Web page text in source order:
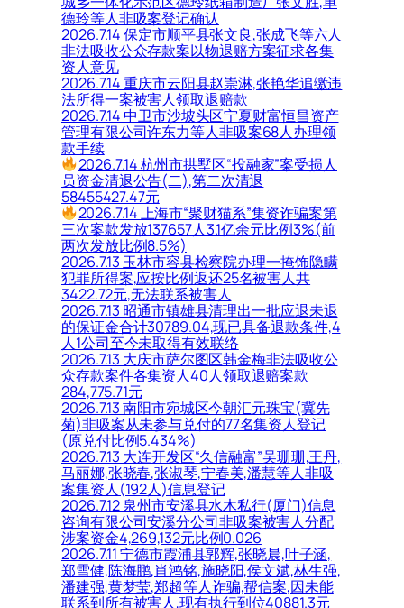
德玲等人非吸案登记确认
2026.7.14 保定市顺平县张文良,张成飞等六人
非法吸收公众存款案以物退赔方案征求各集
资人意见
2026.7.14 重庆市云阳县赵崇淋,张艳华追缴违
法所得一案被害人领取退赔款
2026.7.14 中卫市沙坡头区宁夏财富恒昌资产
管理有限公司许东力等人非吸案68人办理领
款手续
2026.7.14 杭州市拱墅区“投融家”案受损人
员资金清退公告(二),第二次清退
58455427.47元
2026.7.14 上海市“聚财猫系”集资诈骗案第
三次案款发放137657人3.1亿余元比例3%(前
两次发放比例8.5%)
2026.7.13 玉林市容县检察院办理一掩饰隐瞒
犯罪所得案,应按比例返还25名被害人共
3422.72元,无法联系被害人
2026.7.13 昭通市镇雄县清理出一批应退未退
的保证金合计30789.04,现已具备退款条件,4
人1公司至今未取得有效联络
2026.7.13 大庆市萨尔图区韩金梅非法吸收公
众存款案件各集资人40人领取退赔案款
284,775.71元
2026.7.13 南阳市宛城区今朝汇元珠宝(冀先
菊)非吸案从未参与兑付的77名集资人登记
(原兑付比例5.434%)
2026.7.13 大连开发区“久信融富”吴珊珊,王丹,
马丽娜,张晓春,张淑琴,宁春美,潘慧等人非吸
案集资人(192人)信息登记
2026.7.12 泉州市安溪县水木私行(厦门)信息
咨询有限公司安溪分公司非吸案被害人分配
涉案资金4,269,132元比例0.026
2026.7.11 宁德市霞浦县郭辉,张晓晨,叶子涵,
郑雪健,陈海鹏,肖鸿铭,施晓阳,侯文斌,林生强,
潘建强,黄梦莹,郑超等人诈骗,帮信案,因未能
联系到所有被害人,现有执行到位40881.3元